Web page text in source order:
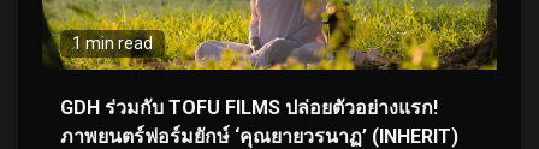
1 min read
GDH ร่วมกับ TOFU FILMS ปล่อยตัวอย่างแรก!
ภาพยนตร์ฟอร์มยักษ์ ‘คุณยายวรนาฏ’ (INHERIT)